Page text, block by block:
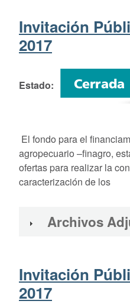
Invitación
2017
Estado
El fondo para el
agropecuario –finagro,
ofertas para realizar la
caracterización de los
Archivos
Invitación
2017